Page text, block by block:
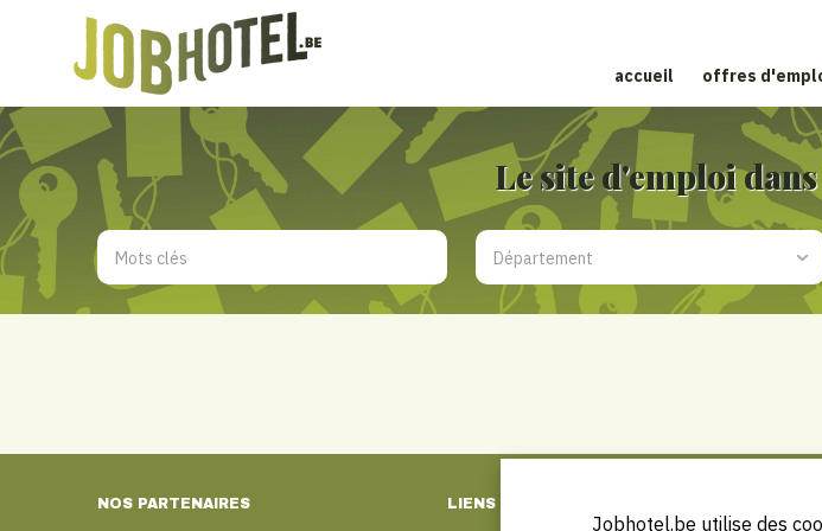
accueil offres
Le site d'emploi
NOS PARTENAIRES LIENS
Jobhotel.be utilise des